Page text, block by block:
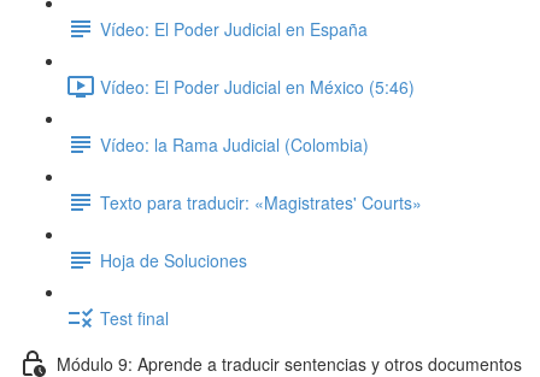
Vídeo: El Poder Judicial en España
Vídeo: El Poder Judicial en México (5:46)
Vídeo: la Rama Judicial (Colombia)
Texto para traducir: «Magistrates' Courts»
Hoja de Soluciones
Test final
Módulo 9: Aprende a traducir sentencias y otros documentos